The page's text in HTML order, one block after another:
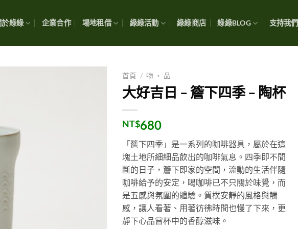
於綠綠 企業合作 場地租借 綠綠活動 綠綠商店 綠綠BLOG 支持我們
首頁 / 物 ・ 品
大好吉日 – 簷下四季 – 陶杯
NT$680
「簷下四季」是一系列的咖啡器具，屬於在這
塊土地所細細品飲出的咖啡氣息。四季即不間
斷的日子，簷下即家的空間，流動的生活伴隨
咖啡給予的安定，喝咖啡已不只關於味覺，而
是五感與氛圍的體驗。質樸安靜的風格與觸
感，讓人看著、用著彷彿時間也慢了下來，更
靜下心品嘗杯中的香醇滋味。